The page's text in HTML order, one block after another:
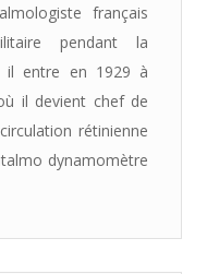
français
pendant la
il entre en 1929 à
il devient chef de
rétinienne
dynamomètre